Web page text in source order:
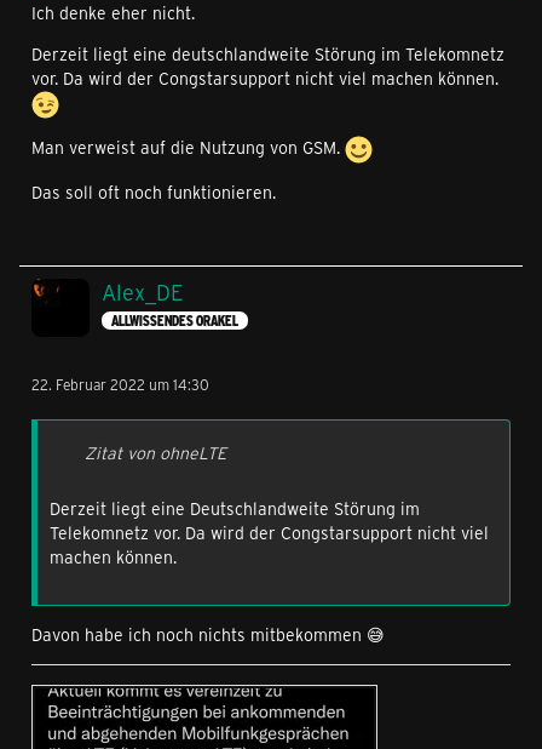
Ich denke eher nicht.
Derzeit liegt eine deutschlandweite Störung im Telekomnetz
vor. Da wird der Congstarsupport nicht viel machen können.
Man verweist auf die Nutzung von GSM.
Das soll oft noch funktionieren.
Alex_DE
ALLWISSENDES ORAKEL
22. Februar 2022 um 14:30
Zitat von ohneLTE
Derzeit liegt eine Deutschlandweite Störung im
Telekomnetz vor. Da wird der Congstarsupport nicht viel
machen können.
Davon habe ich noch nichts mitbekommen 😅